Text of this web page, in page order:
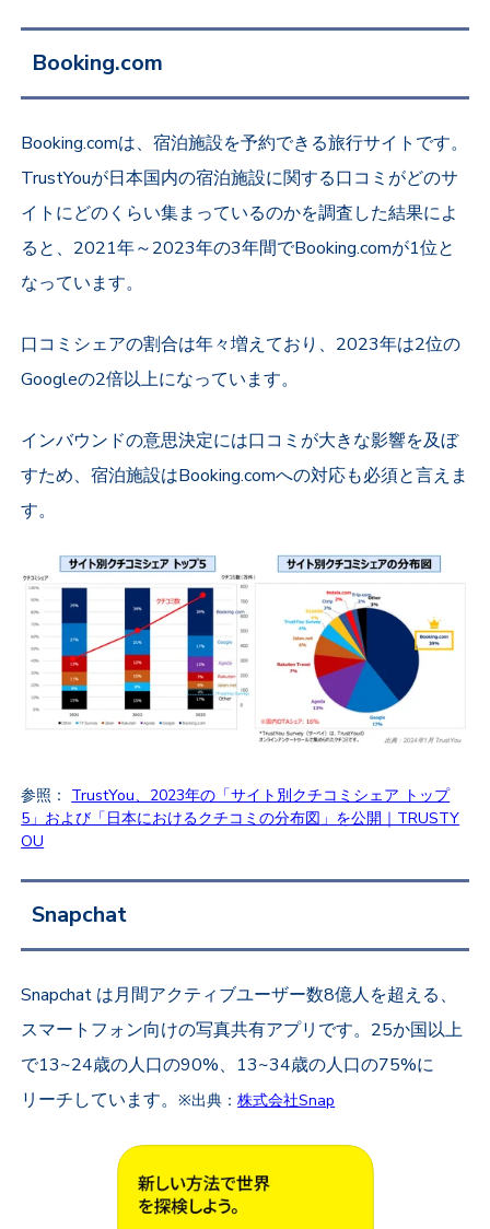
Booking.com
Booking.comは、宿泊施設を予約できる旅行サイトです。
TrustYouが日本国内の宿泊施設に関する口コミがどのサ
イトにどのくらい集まっているのかを調査した結果によ
ると、2021年～2023年の3年間でBooking.comが1位と
なっています。
口コミシェアの割合は年々増えており、2023年は2位の
Googleの2倍以上になっています。
インバウンドの意思決定には口コミが大きな影響を及ぼ
すため、宿泊施設はBooking.comへの対応も必須と言えま
す。
参照： TrustYou、2023年の「サイト別クチコミシェア トップ
5」および「日本におけるクチコミの分布図」を公開｜TRUSTY
OU
Snapchat
Snapchat は月間アクティブユーザー数8億人を超える、
スマートフォン向けの写真共有アプリです。25か国以上
で13~24歳の人口の90%、13~34歳の人口の75%に
リーチしています。※出典：株式会社Snap